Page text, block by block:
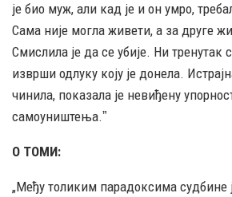
је био муж, али кад је и он умро,
Сама није могла живети, а за друге
Смислила је да се убије. Ни тренутак
изврши одлуку коју је донела.
чинила, показала је невиђену
самоуништења.ˮ
О ТОМИ:
„Међу толиким парадоксима судбине